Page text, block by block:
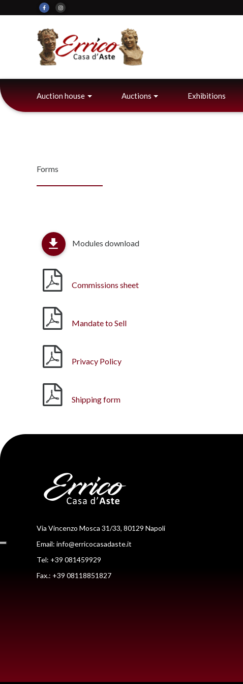
Auction house Auctions Exhibitions
Forms
Modules download
Commissions sheet
Mandate to Sell
Privacy Policy
Shipping form
Via Vincenzo Mosca 31/33, 80129 Napoli
Email: info@erricocasadaste.it
Tel: +39 081459929
Fax.: +39 08118851827